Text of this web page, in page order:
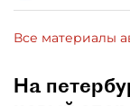
Все материалы
На